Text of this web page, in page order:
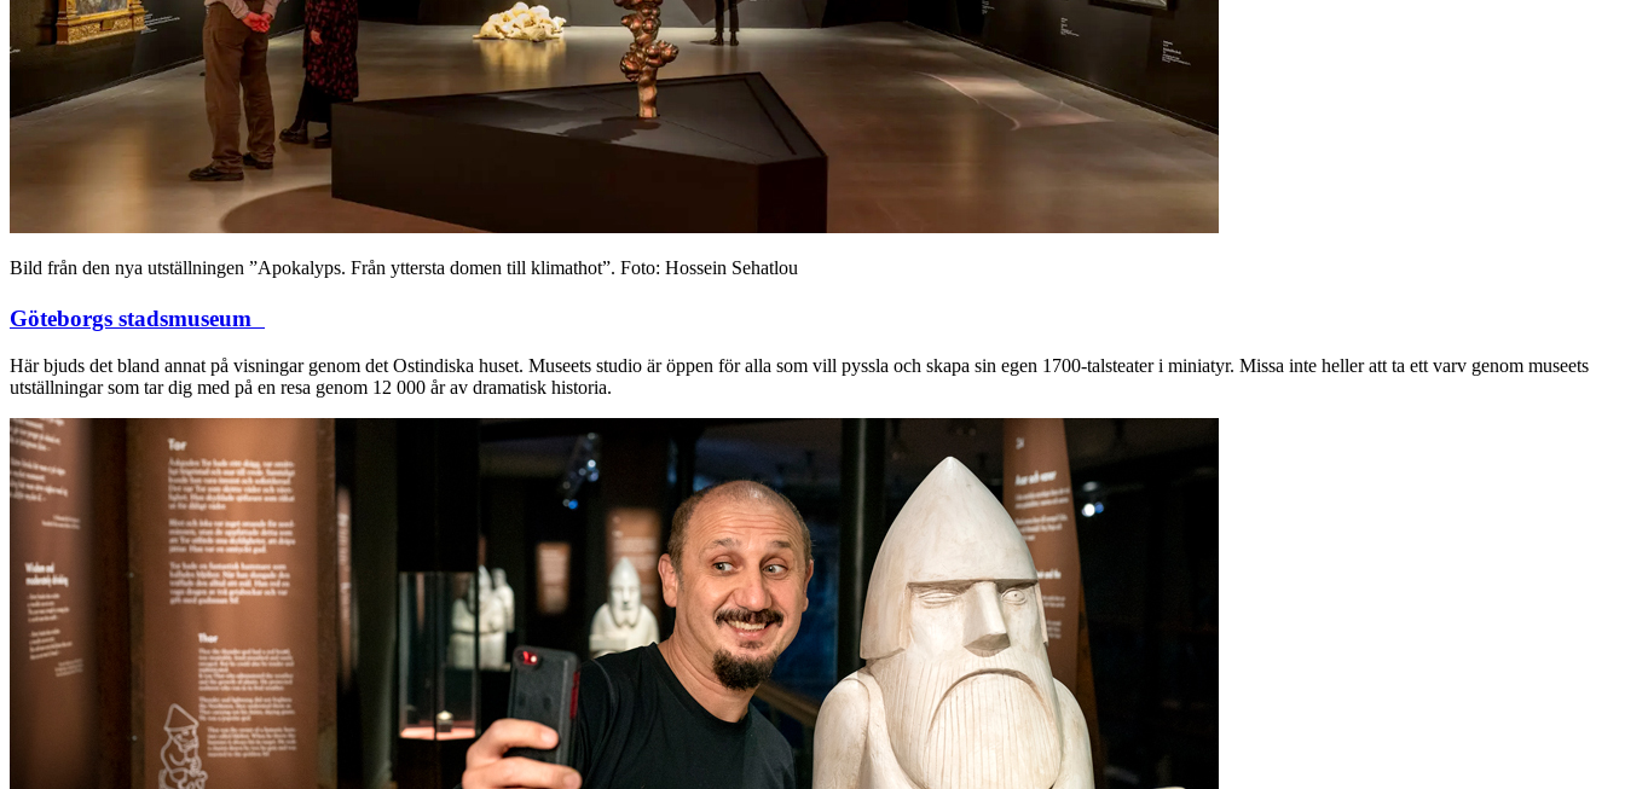
Bild från den nya utställningen ”Apokalyps. Från yttersta domen till klimathot”. Foto: Hossein Sehatlou
Göteborgs stadsmuseum
Här bjuds det bland annat på visningar genom det Ostindiska huset. Museets studio är öppen för alla som vill pyssla och skapa sin egen 1700-talsteater i miniatyr. Missa inte heller att ta ett varv genom museets
utställningar som tar dig med på en resa genom 12 000 år av dramatisk historia.